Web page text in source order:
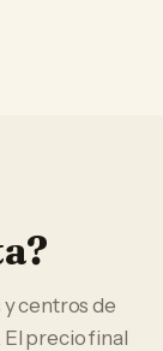
centros de
El precio final